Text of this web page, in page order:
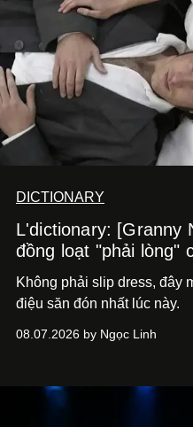
DICTIONARY
L'dictionary: [Granny
đồng loạt "phải lòng"
Không phải slip dress, đây
điệu săn đón nhất lúc này.
08.07.2026 by Ngọc Linh